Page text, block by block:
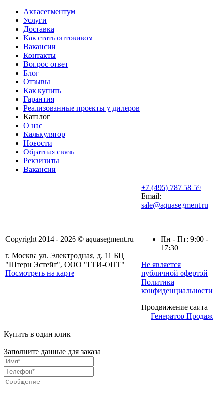
Аквасегментум
Услуги
Доставка
Как стать оптовиком
Вакансии
Контакты
Вопрос ответ
Блог
Отзывы
Как купить
Гарантия
Реализованные проекты у дилеров
Каталог
О нас
Калькулятор
Новости
Обратная связь
Реквизиты
Вакансии
Copyright 2014 - 2026 © aquasegment.ru
г. Москва ул. Электродная, д. 11 БЦ
"Штерн Эстейт", ООО "ГТИ-ОПТ"
Посмотреть на карте
+7 (495) 787 58 59
Email:
sale@aquasegment.ru
Пн - Пт: 9:00 -
17:30
Не является
публичной офертой
Политика
конфиденциальности
Продвижение сайта
— Генератор Продаж
Купить в один клик
Заполните данные для заказа